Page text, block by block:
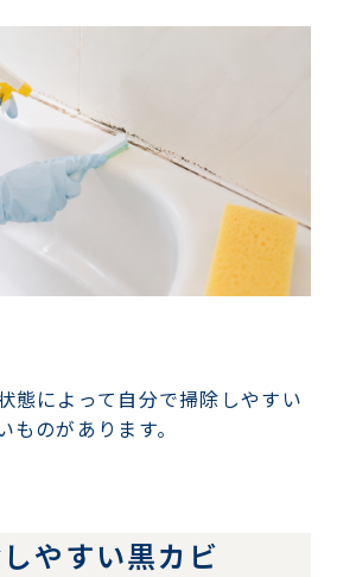
態によって自分で掃除しやすい
のがあります。
やすい黒カビ